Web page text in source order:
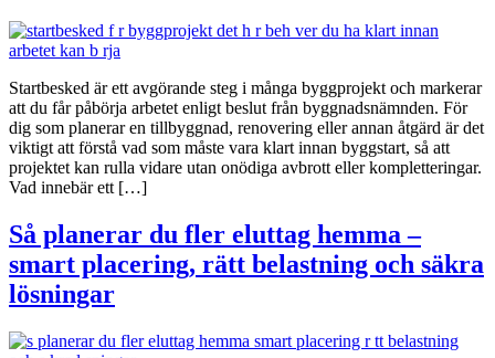
Startbesked är ett avgörande steg i många byggprojekt och markerar
att du får påbörja arbetet enligt beslut från byggnadsnämnden. För
dig som planerar en tillbyggnad, renovering eller annan åtgärd är det
viktigt att förstå vad som måste vara klart innan byggstart, så att
projektet kan rulla vidare utan onödiga avbrott eller kompletteringar.
Vad innebär ett […]
Så planerar du fler eluttag hemma –
smart placering, rätt belastning och säkra
lösningar